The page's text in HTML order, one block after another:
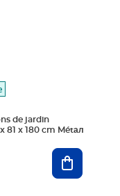
de jardin
81 x 180 cm Métал
Ajouter